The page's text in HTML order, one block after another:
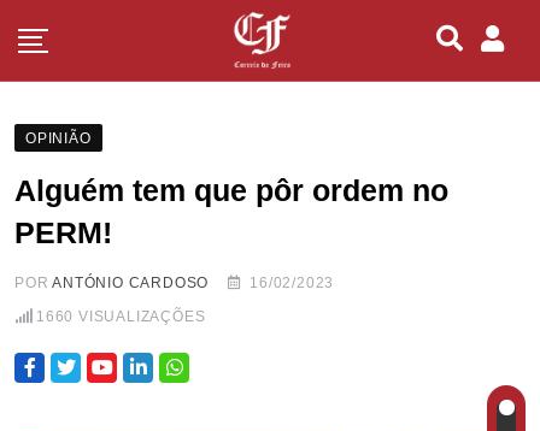
OPINIÃO
Alguém tem que pôr ordem no
PERM!
PORANTÓNIO CARDOSO
16/02/2023
1660 VISUALIZAÇÕES